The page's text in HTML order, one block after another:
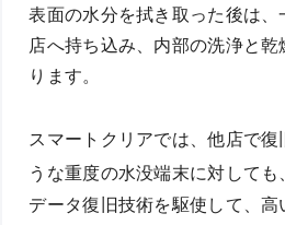
表面の水分を拭き取った後は
店へ持ち込み、内部の洗浄と
ります。
スマートクリアでは、他店で復
うな重度の水没端末に対しても
データ復旧技術を駆使して、高